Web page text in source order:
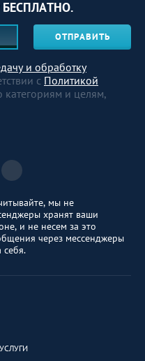
и обработку
с Политикой
категориям и целям,
ОТПРАВИТЬ
мы не
хранят ваши
и не несем за это
через мессенджеры
себя.
УСЛУГИ